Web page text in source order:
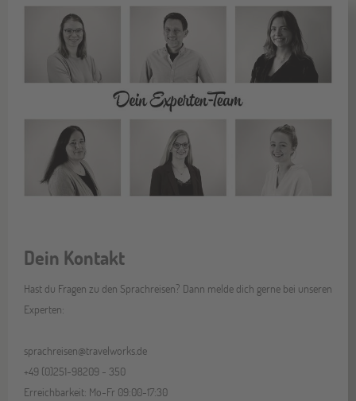
Dein Kontakt
Hast du Fragen zu den Sprachreisen? Dann melde dich gerne bei unseren
Experten:
sprachreisen@travelworks.de
+49 (0)251-98209 - 350
Erreichbarkeit: Mo-Fr 09:00-17:30